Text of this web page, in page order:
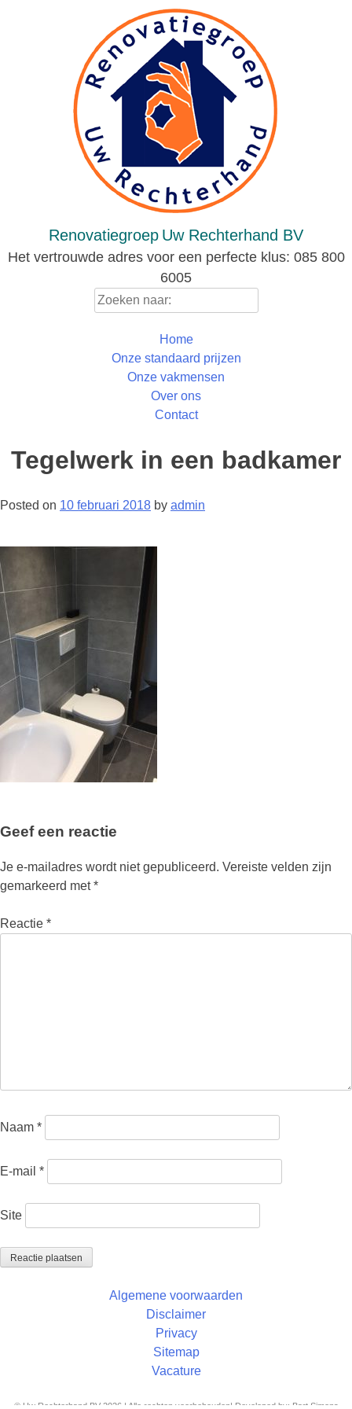
Renovatiegroep Uw Rechterhand BV
Het vertrouwde adres voor een perfecte klus: 085 800
6005
Home
Onze standaard prijzen
Onze vakmensen
Over ons
Contact
Tegelwerk in een badkamer
Posted on 10 februari 2018 by admin
Geef een reactie
Je e-mailadres wordt niet gepubliceerd. Vereiste velden zijn
gemarkeerd met*
Reactie *
Naam *
E-mail *
Site
Algemene voorwaarden
Disclaimer
Privacy
Sitemap
Vacature
© Uw Rechterhand BV 2026 | Alle rechten voorbehouden| Developed by: Bart Simons